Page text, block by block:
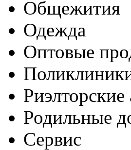
Общежития
Одежда
Оптовые
Риэлторские
Родильные
Сервис